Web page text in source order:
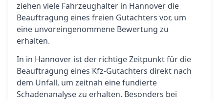
ziehen viele Fahrzeughalter in Hannover die
Beauftragung eines freien Gutachters vor, um
eine unvoreingenommene Bewertung zu
erhalten.
In in Hannover ist der richtige Zeitpunkt für die
Beauftragung eines Kfz-Gutachters direkt nach
dem Unfall, um zeitnah eine fundierte
Schadenanalyse zu erhalten. Besonders bei